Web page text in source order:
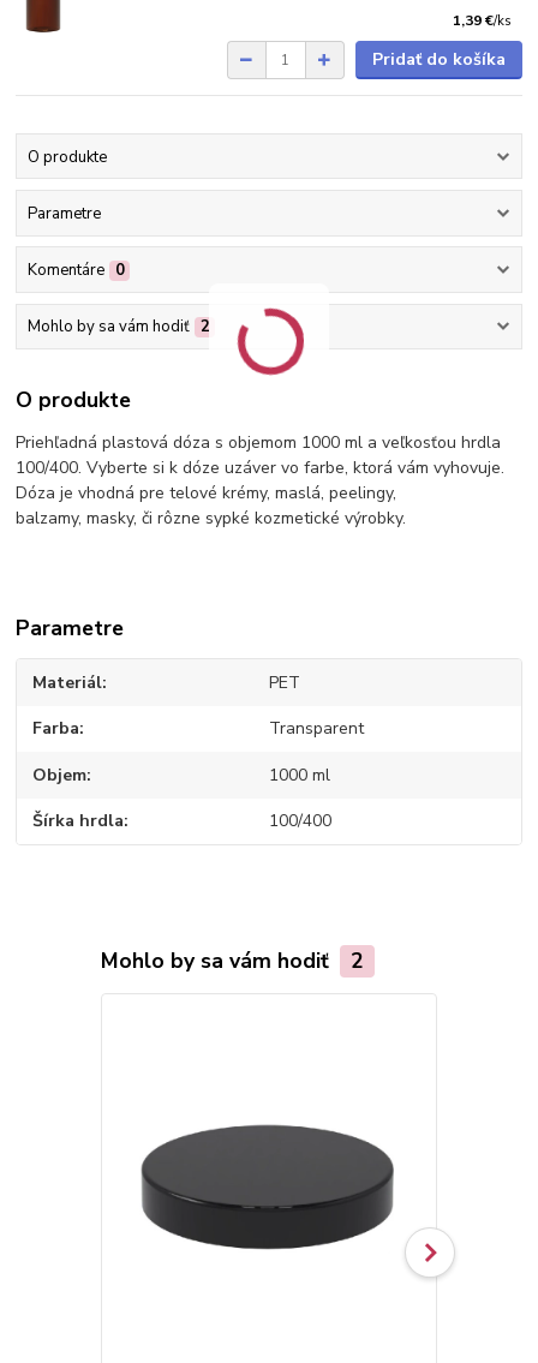
1,39 €/ks
Pridať do košíka
O produkte
Parametre
Komentáre 0
Mohlo by sa vám hodiť 2
O produkte
Priehľadná plastová dóza s objemom 1000 ml a veľkosťou hrdla
100/400. Vyberte si k dóze uzáver vo farbe, ktorá vám vyhovuje.
Dóza je vhodná pre telové krémy, maslá, peelingy,
balzamy, masky, či rôzne sypké kozmetické výrobky.
Parametre
Materiál PET
Farba Transparent
Objem 1000 ml
Šírka hrdla 100/400
Mohlo by sa vám hodiť 2